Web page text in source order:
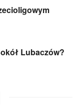
Lubaczów?